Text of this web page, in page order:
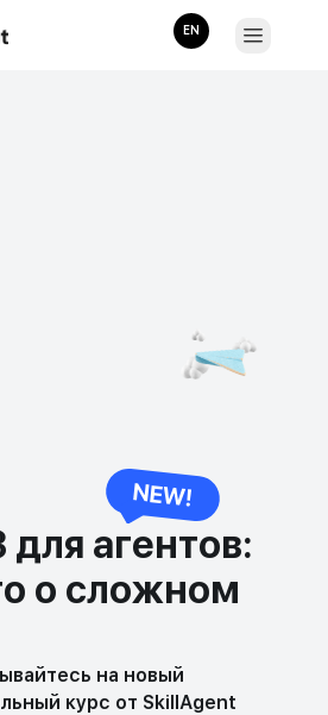
EN
агентов:
о сложном
на новый
курс от SkillAgent
NEW!